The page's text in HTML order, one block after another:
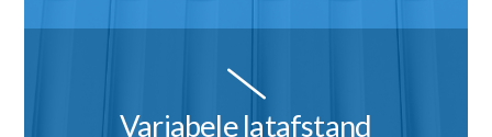
Variabele latafstand